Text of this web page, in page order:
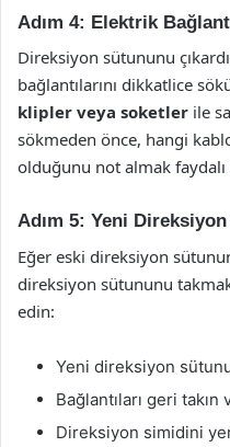
Adım 4: Elektrik
Direksiyon sütununu
bağlantılarını dikkatlice
klipler veya soketler ile
sökmeden önce, hangi
olduğunu not almak faydalı
Adım 5: Yeni
Eğer eski direksiyon
direksiyon sütununu
edin:
Yeni direksiyon
Bağlantıları geri takın
Direksiyon simidini